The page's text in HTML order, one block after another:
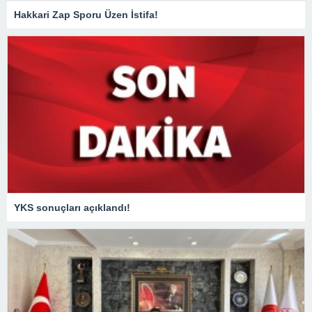
Hakkari Zap Sporu Üzen İstifa!
YKS sonuçları açıklandı!